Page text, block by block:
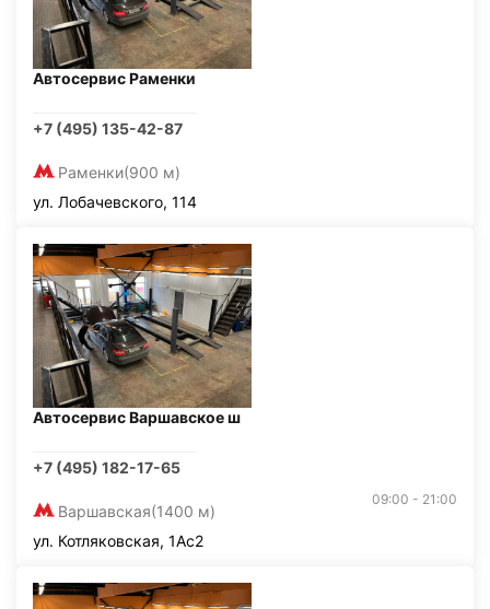
Автосервис Раменки
+7 (495) 135-42-87
Раменки(900 м)
ул. Лобачевского, 114
Автосервис Варшавское ш
+7 (495) 182-17-65
Варшавская(1400 м)
09:00 - 21:00
ул. Котляковская, 1Ас2